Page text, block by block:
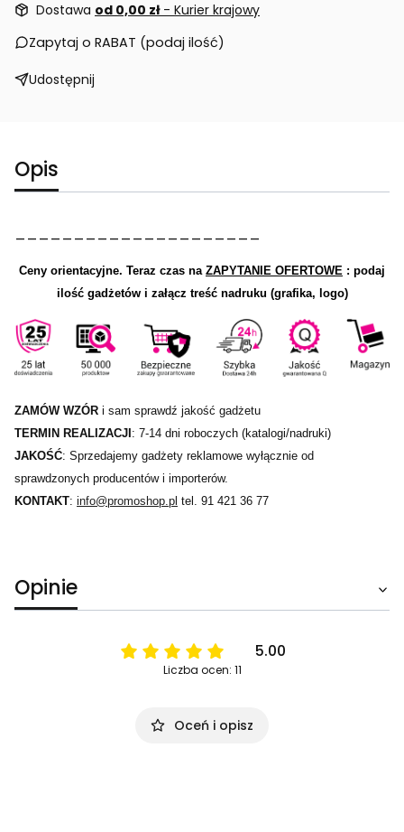
Dostawa od 0,00 zł - Kurier krajowy
Zapytaj o RABAT (podaj ilość)
Udostępnij
Opis
Ceny orientacyjne. Teraz czas na ZAPYTANIE OFERTOWE : podaj
ilość gadżetów i załącz treść nadruku (grafika, logo)
ZAMÓW WZÓR i sam sprawdź jakość gadżetu
TERMIN REALIZACJI : 7-14 dni roboczych (katalogi/nadruki)
JAKOŚĆ: Sprzedajemy gadżety reklamowe wyłącznie od
sprawdzonych producentów i importerów.
KONTAKT: info@promoshop.pl tel. 91 421 36 77
Opinie
5.00
Liczba ocen: 11
Oceń i opisz